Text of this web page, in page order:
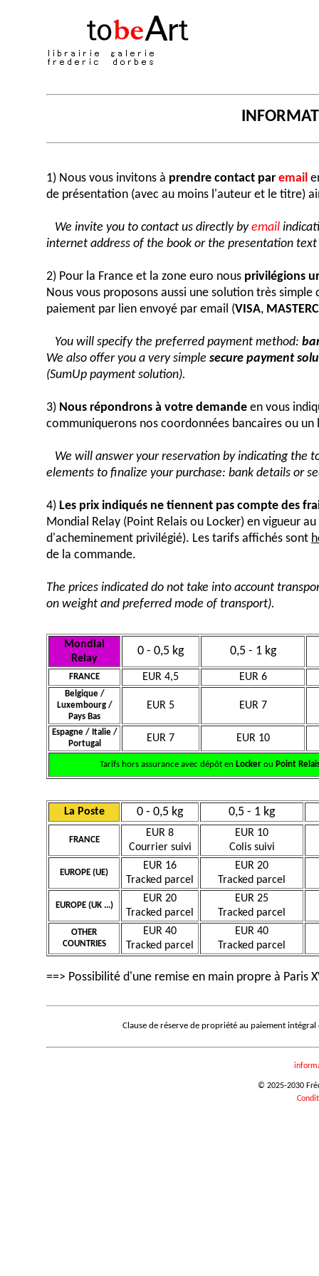
1) Nous vous invitons à prendre contact par email
de présentation (avec au moins l'auteur et le titre)
We invite you to contact us directly byemail
internet address of the book or the presentation
2) Pour la France et la zone euro nous privilégions
Nous vous proposons aussi une solution très simple
paiement par lien envoyé par email (VISA,
You will specify the preferred payment method:
We also offer you a very simple secure payment
(SumUp payment solution).
3) Nous répondrons à votre demande en vous
communiquerons nos coordonnées bancaires ou
We will answer your reservation by indicating the
elements to finalize your purchase: bank details or
4) Les prix indiqués ne tiennent pas compte des
Mondial Relay (Point Relais ou Locker) en vigueur
d'acheminement privilégié). Les tarifs affichés sont
de la commande.
The prices indicated do not take into account
on weight and preferred mode of transport).
Mondial
Relay
0 - 0,5 kg 0,5 - 1 kg
FRANCE EUR 4,5 EUR 6
Belgique /
Luxembourg /
Pays Bas
EUR 5 EUR 7
Espagne / Italie /
Portugal
EUR 7 EUR 10
Tarifs hors assurance avec dépôt en Lockerou Point
La Poste 0 - 0,5 kg 0,5 - 1 kg
FRANCE
EUR 8
Courrier suivi
EUR 10
Colis suivi
EUROPE (UE)
EUR 16
Tracked parcel
EUR 20
Tracked parcel
EUROPE (UK ...)
EUR 20
Tracked parcel
EUR 25
Tracked parcel
OTHER
COUNTRIES
EUR 40
Tracked parcel
EUR 40
Tracked parcel
==> Possibilité d'une remise en main propre à Paris
Clause de réserve de propriété au paiement
© 2025-2030